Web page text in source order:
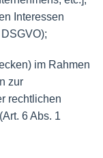
Interessen
im Rahmen
zur
rechtlichen
6 Abs. 1